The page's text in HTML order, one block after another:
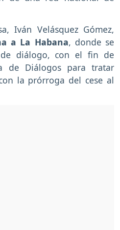
Iván Velásquez Gómez,
a La Habana, donde se
diálogo, con el fin de
de Diálogos para tratar
la prórroga del cese al